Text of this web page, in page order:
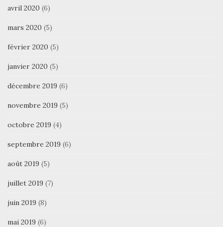
avril 2020 (6)
mars 2020 (5)
février 2020 (5)
janvier 2020 (5)
décembre 2019 (6)
novembre 2019 (5)
octobre 2019 (4)
septembre 2019 (6)
août 2019 (5)
juillet 2019 (7)
juin 2019 (8)
mai 2019 (6)